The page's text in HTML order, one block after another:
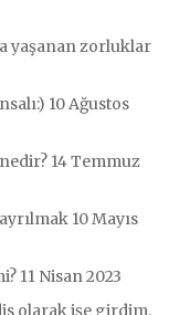
yaşanan zorluklar
10 Ağustos
14 Temmuz
10 Mayıs
11 Nisan 2023
olarak işe girdim.